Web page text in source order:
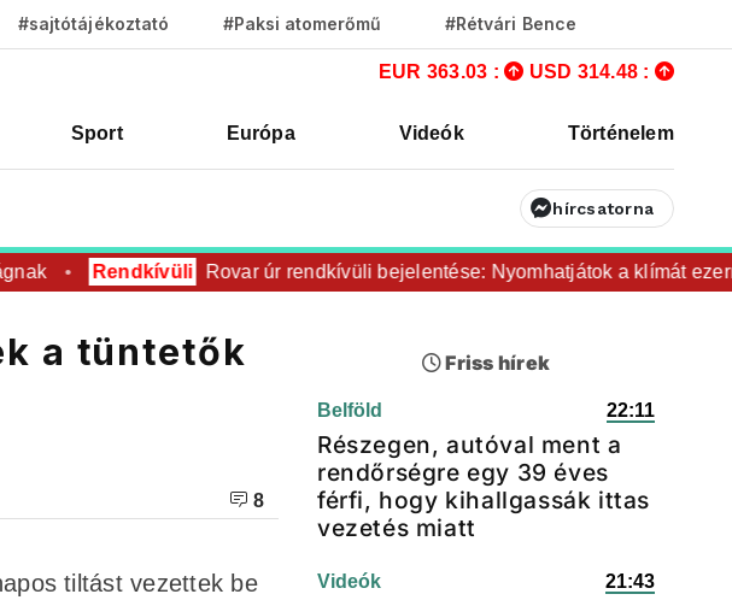
#sajtótájékoztató #Paksi atomerőmű #Rétvári Bence
EUR 363.03 : USD 314.48 :
Sport Európa Videók Történelem
hírcsatorna
Rendkívüli Rovar úr rendkívüli bejelentése: Nyomhatjátok a klímát
a tüntetők
8
tiltást vezettek be
Friss hírek
Belföld 22:11
Részegen, autóval ment a
rendőrségre egy 39 éves
férfi, hogy kihallgassák ittas
vezetés miatt
Videók 21:43